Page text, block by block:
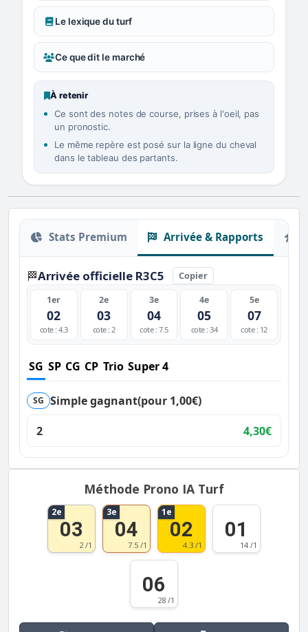
Le lexique du turf
Ce que dit le marché
À retenir
Ce sont des notes de course, prises à l'oeil, pas
un pronostic.
Le même repère est posé sur la ligne du cheval
dans le tableau des partants.
Stats Premium Arrivée & Rapports
🏁Arrivée officielle R3C5 Copier
1er
02
cote : 4.3
2e
03
cote : 2
3e
04
cote : 7.5
4e
05
cote : 34
5e
07
cote : 12
SG SP CG CP Trio Super 4
SG Simple gagnant(pour 1,00€)
2
4,30€
Méthode Prono IA Turf
2e
03
2 /1
3e
04
7.5 /1
1e
02
4.3 /1
01
14 /1
06
28 /1